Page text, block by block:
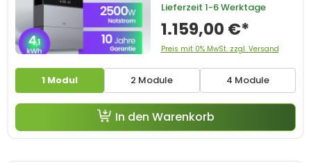
1 Modul 2 Module 4 Module
Lieferzeit 1-6 Werktage
1.159,00 €*
Preis mit 0% MwSt. zzgl. Versand
In den Warenkorb